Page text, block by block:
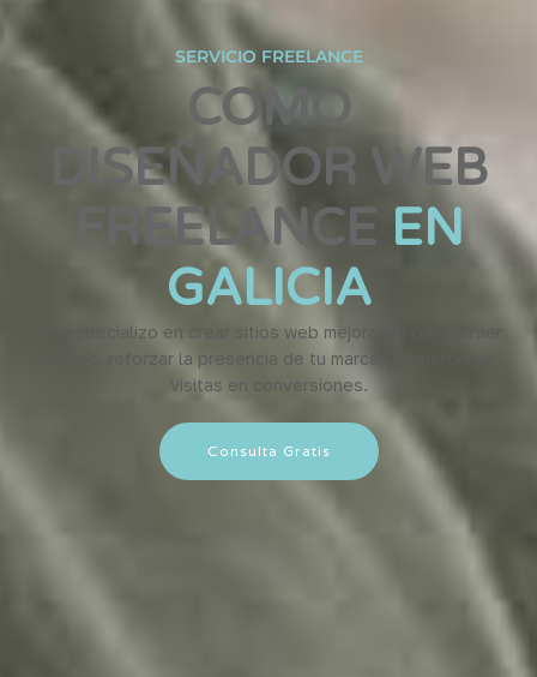
SERVICIO FREELANCE
COMO
DISEÑADOR WEB
FREELANCE EN
GALICIA
Me especializo en crear sitios web mejoradas para atraer
tráfico, reforzar la presencia de tu marca y transformar
visitas en conversiones.
Consulta Gratis